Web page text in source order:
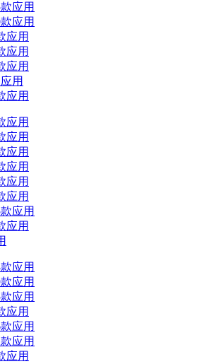
应用
应用
应用
应用
应用
用
应用
应用
应用
应用
应用
应用
应用
应用
应用
应用
应用
应用
应用
应用
应用
应用